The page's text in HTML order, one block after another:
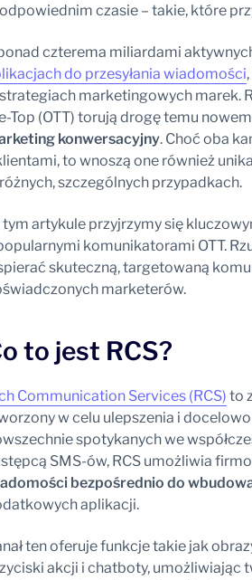
czasie – takie, które
czterema miliardami
do przesyłania wiadomości
marketingowych marek.
Top (OTT) torują drogę temu
konwersacyjny. Choć oba
to wnoszą one również
szczególnych przypadkach.
artykule przyjrzymy się
komunikatorami OTT.
skuteczną, targetowaną
marketerów.
to jest RCS?
Communication Services (RCS) to
w celu ulepszenia i
spotykanych we
SMS-ów, RCS umożliwia
bezpośrednio do
aplikacji.
ten oferuje funkcje takie jak
akcji i chatboty, umożliwiając